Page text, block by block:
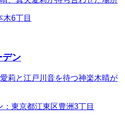
木6丁目
デン
莉と江戸川音を待つ神楽木晴が
東京都江東区豊洲3丁目